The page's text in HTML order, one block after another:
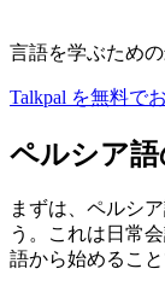
言語を学ぶため
Talkpal を無料で
ペルシア
まずは、ペルシ
う。これは日常
語から始めるこ